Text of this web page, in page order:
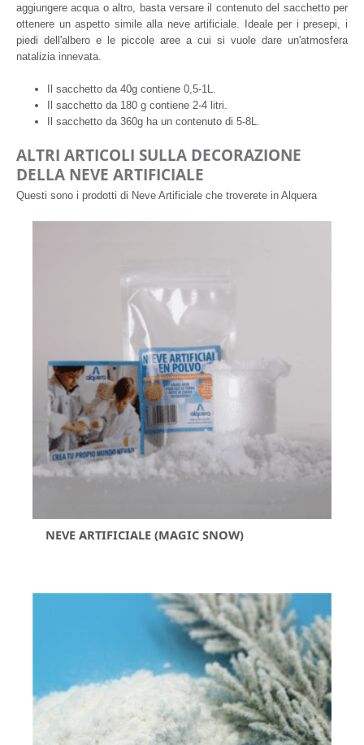
aggiungere acqua o altro, basta versare il contenuto del sacchetto per
ottenere un aspetto simile alla neve artificiale. Ideale per i presepi, i
piedi dell'albero e le piccole aree a cui si vuole dare un'atmosfera
natalizia innevata.
Il sacchetto da 40g contiene 0,5-1L.
Il sacchetto da 180 g contiene 2-4 litri.
Il sacchetto da 360g ha un contenuto di 5-8L.
ALTRI ARTICOLI SULLA DECORAZIONE
DELLA NEVE ARTIFICIALE
Questi sono i prodotti di Neve Artificiale che troverete in Alquera
NEVE ARTIFICIALE (MAGIC SNOW)